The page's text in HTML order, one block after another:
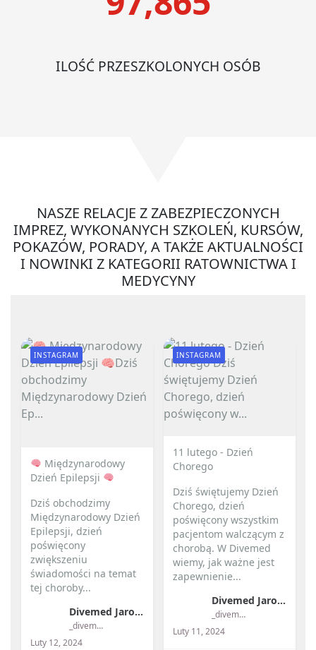
ILOŚĆ PRZESZKOLONYCH OSÓB
NASZE RELACJE Z ZABEZPIECZONYCH
IMPREZ, WYKONANYCH SZKOLEŃ, KURSÓW,
POKAZÓW, PORADY, A TAKŻE AKTUALNOŚCI
I NOWINKI Z KATEGORII RATOWNICTWA I
MEDYCYNY
Międzynarodowy
Dzień Epilepsji
Dziś obchodzimy
Międzynarodowy Dzień
Epilepsji, dzień
poświęcony
zwiększeniu
świadomości na temat
tej choroby...
Divemed Jarosław Przybylski
_divemed_
Luty 12, 2024
INSTAGRAM
11 lutego - Dzień
Chorego
Dziś świętujemy Dzień
Chorego, dzień
poświęcony wszystkim
pacjentom walczącym z
chorobą. W Divemed
wiemy, jak ważne jest
zapewnienie...
Divemed Jarosław Przybylski
_divemed_
Luty 11, 2024
INSTAGRAM